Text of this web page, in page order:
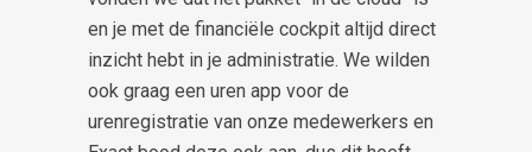
en je met de financiële cockpit altijd direct
inzicht hebt in je administratie. We wilden
ook graag een uren app voor de
urenregistratie van onze medewerkers en